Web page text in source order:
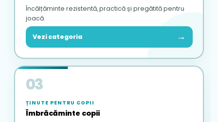
Încălțăminte rezistentă, practică și pregătită pentru
joacă.
Vezi categoria →
03
ȚINUTE PENTRU COPII
Îmbrăcăminte copii